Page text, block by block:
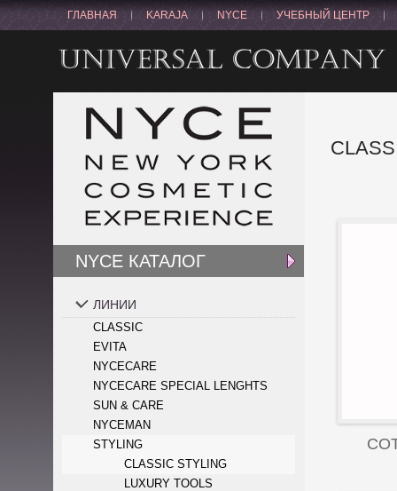
ГЛАВНАЯ KARAJA NYCE УЧЕБНЫЙ ЦЕНТР
NYCE КАТАЛОГ
ЛИНИИ
CLASSIC
EVITA
NYCECARE
NYCECARE SPECIAL LENGHTS
SUN & CARE
NYCEMAN
STYLING
CLASSIC STYLING
LUXURY TOOLS